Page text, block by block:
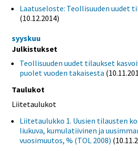
Laatuseloste: Teollisuuden uudet
(10.12.2014)
syyskuu
Julkistukset
Teollisuuden uudet tilaukset
puolet vuoden takaisesta
Taulukot
Liitetaulukot
Liitetaulukko 1. Uusien tilausten
liukuva, kumulatiivinen ja
vuosimuutos, % (TOL 2008)